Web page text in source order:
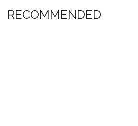
RECOMMENDED